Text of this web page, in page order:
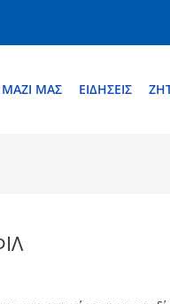
ΜΑΣ ΕΙΔΉΣΕΙΣ